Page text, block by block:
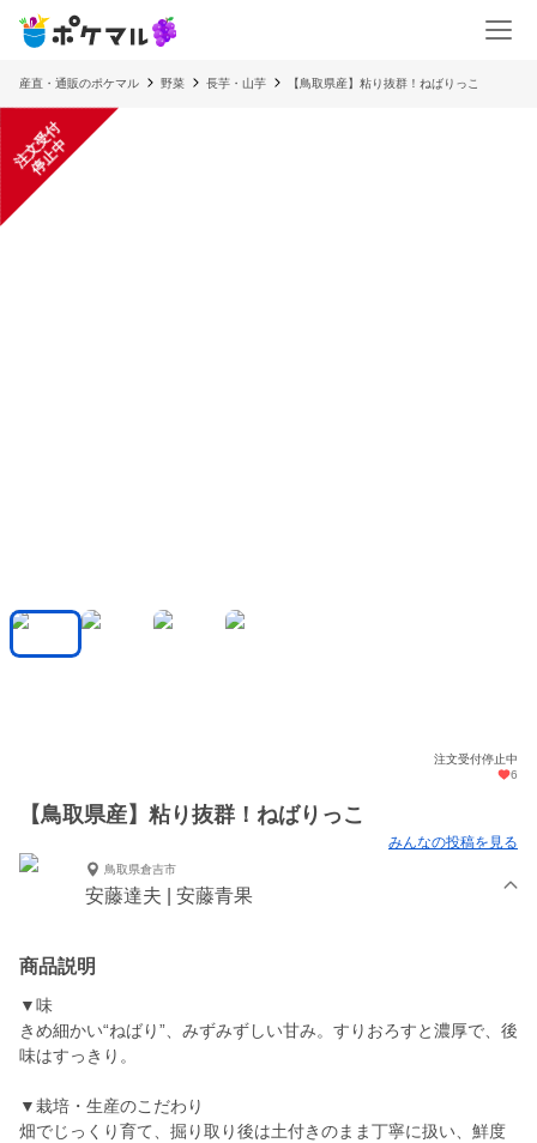
産直・通販のポケマル 野菜 長芋・山芋 【鳥取県産】粘り抜群！ねばりっこ
注
文
受
付
停
止
中
注文受付停止中
6
【鳥取県産】粘り抜群！ねばりっこ
みんなの投稿を見る
鳥取県倉吉市
安藤達夫 | 安藤青果
商品説明
▼味
きめ細かい“ねばり”、みずみずしい甘み。すりおろすと濃厚で、後
味はすっきり。
▼栽培・生産のこだわり
畑でじっくり育て、掘り取り後は土付きのまま丁寧に扱い、鮮度